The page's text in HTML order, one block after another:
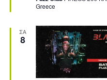
Greece
ΣΑ
8